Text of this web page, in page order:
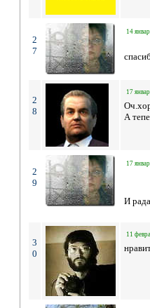
2
7
14
2
8
17
А
2
9
17
И
3
0
11